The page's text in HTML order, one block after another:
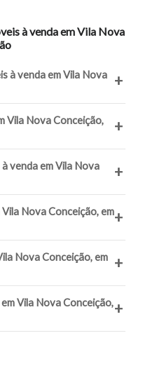
à venda em Vila Nova
à venda em Vila Nova
+
Vila Nova Conceição,
+
venda em Vila Nova
+
Nova Conceição, em+
Nova Conceição, em +
Vila Nova Conceição,+